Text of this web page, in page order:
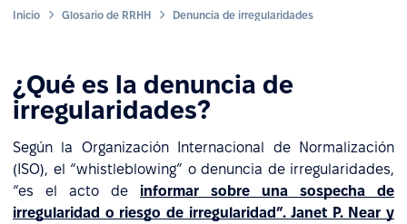
Inicio Glosario de RRHH Denuncia de irregularidades
¿Qué es la denuncia de
irregularidades?
Según la Organización Internacional de Normalización
(ISO), el “whistleblowing” o denuncia de irregularidades,
“es el acto de informar sobre una sospecha de
irregularidad o riesgo de irregularidad”. Janet P. Near y